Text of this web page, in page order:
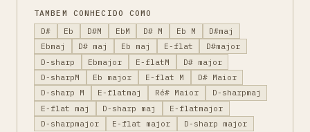
TAMBEM CONHECIDO COMO
D#
Eb D#M EbM D# M Eb M
D#maj
Ebmaj
D# maj Eb maj E-flat
D#major
D-sharp
Ebmajor E-flatM
D# major
D-sharpM
Eb major E-flat M
D# Maior
D-sharp M
E-flatmaj Ré# Maior
D-sharpmaj
E-flat maj
D-sharp maj
E-flatmajor
D-sharpmajor
E-flat major D-sharp major